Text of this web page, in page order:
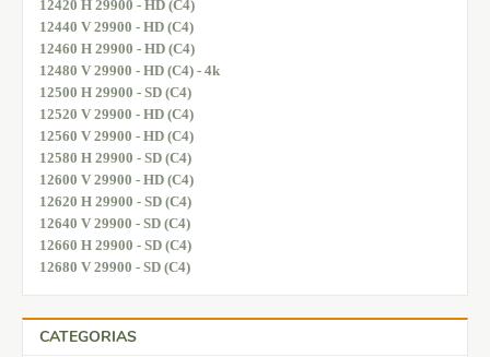
12420 H 29900 - HD (C4)
12440 V 29900 - HD (C4)
12460 H 29900 - HD (C4)
12480 V 29900 - HD (C4) - 4k
12500 H 29900 - SD (C4)
12520 V 29900 - HD (C4)
12560 V 29900 - HD (C4)
12580 H 29900 - SD (C4)
12600 V 29900 - HD (C4)
12620 H 29900 - SD (C4)
12640 V 29900 - SD (C4)
12660 H 29900 - SD (C4)
12680 V 29900 - SD (C4)
CATEGORIAS